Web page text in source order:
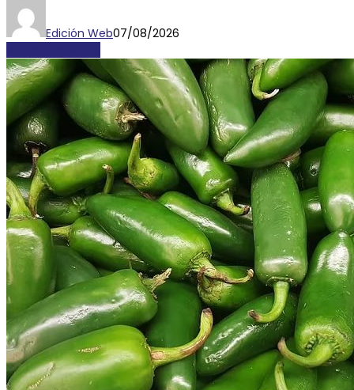
Edición Web07/08/2026